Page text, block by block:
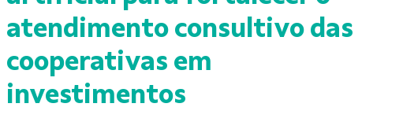
atendimento consultivo das
cooperativas em
investimentos